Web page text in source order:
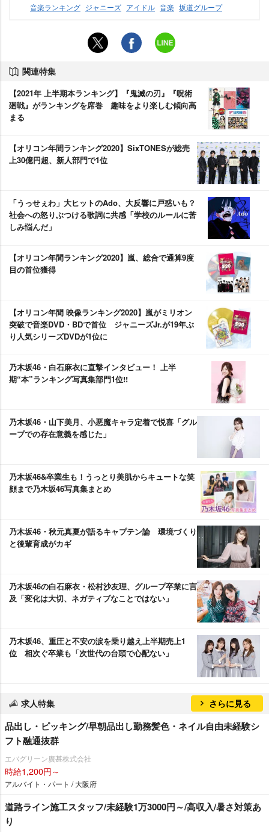
音楽ランキング ジャニーズ アイドル 音楽 坂道グループ
関連特集
【2021年 上半期本ランキング】『鬼滅の刃』『呪術
廻戦』がランキングを席巻 趣味をより楽しむ傾向高
まる
【オリコン年間ランキング2020】SixTONESが総売
上30億円超、新人部門で1位
「うっせぇわ」大ヒットのAdo、大反響に戸惑いも？
社会への怒りぶつける歌詞に共感「学校のルールに苦
しみ悩んだ」
【オリコン年間ランキング2020】嵐、総合で通算9度
目の首位獲得
【オリコン年間 映像ランキング2020】嵐がミリオン
突破で音楽DVD・BDで首位 ジャニーズJr.が19年ぶ
り人気シリーズDVDが1位に
乃木坂46・白石麻衣に直撃インタビュー！ 上半
期“本”ランキング写真集部門1位!!
乃木坂46・山下美月、小悪魔キャラ定着で悦喜「グル
ープでの存在意義を感じた」
乃木坂46&卒業生も！うっとり美肌からキュートな笑
顔まで乃木坂46写真集まとめ
乃木坂46・秋元真夏が語るキャプテン論 環境づくり
と後輩育成がカギ
乃木坂46の白石麻衣・松村沙友理、グループ卒業に言
及「変化は大切、ネガティブなことではない」
乃木坂46、重圧と不安の涙を乗り越え上半期売上1
位 相次ぐ卒業も「次世代の台頭で心配ない」
求人特集 さらに見る
品出し・ピッキング/早朝品出し勤務髪色・ネイル自由未経験シ
フト融通抜群
エバグリーン廣甚株式会社
時給1,200円～
アルバイト・パート / 大阪府
道路ライン施工スタッフ/未経験1万3000円～/高収入/暑さ対策あ
り